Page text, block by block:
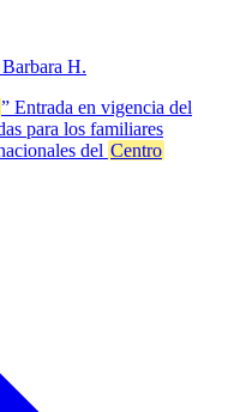
H.
” Entrada en vigencia del
para los familiares
del Centro